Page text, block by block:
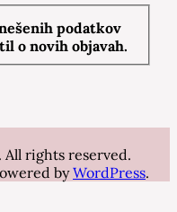
podatkov
o novih objavah.
. All rights reserved.
byWordPress.